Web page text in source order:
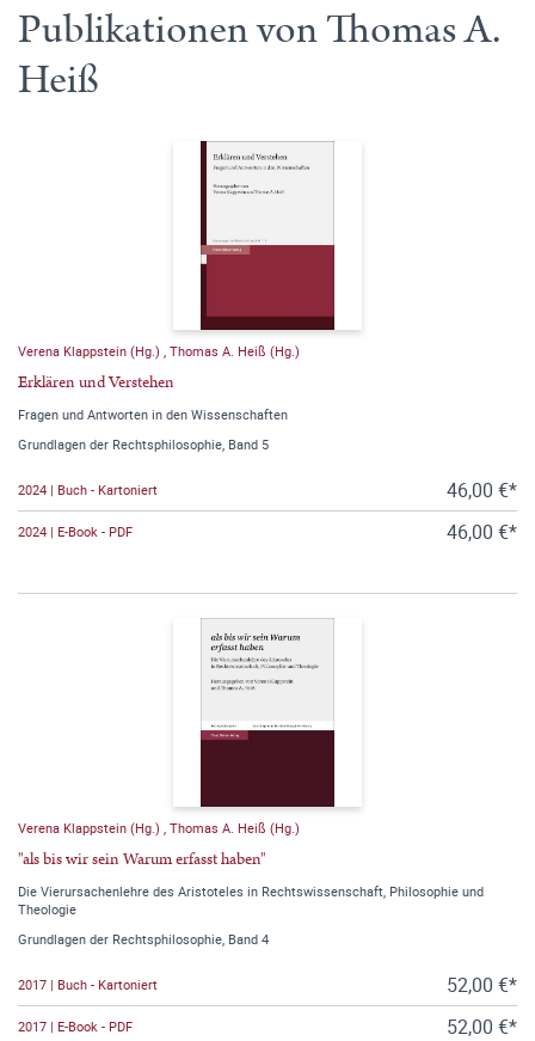
Publikationen von Thomas A.
Heiß
Verena Klappstein (Hg.) Thomas A. Heiß (Hg.)
Erklären und Verstehen
Fragen und Antworten in den Wissenschaften
Grundlagen der Rechtsphilosophie, Band 5
2024 | Buch - Kartoniert 46,00 €*
2024 | E-Book - PDF 46,00 €*
Verena Klappstein (Hg.) Thomas A. Heiß (Hg.)
"als bis wir sein Warum erfasst haben"
Die Vierursachenlehre des Aristoteles in Rechtswissenschaft, Philosophie und
Theologie
Grundlagen der Rechtsphilosophie, Band 4
2017 | Buch - Kartoniert 52,00 €*
2017 | E-Book - PDF 52,00 €*